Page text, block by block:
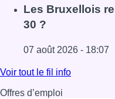
Lire l'article Foire du
Les Bruxellois
30 ?
07 août 2026 - 18:07
Lire l'article Les
Voir tout le fil info
Offres d’emploi